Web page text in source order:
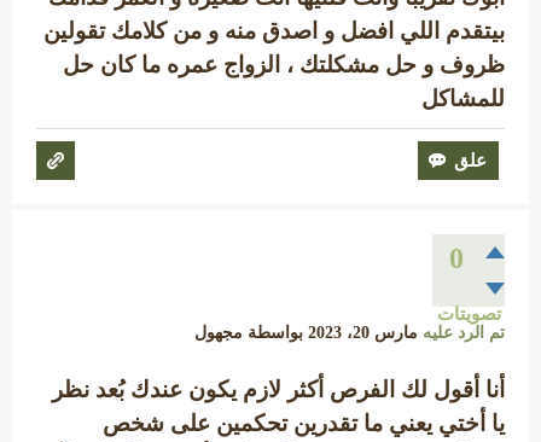
بيتقدم اللي افضل و اصدق منه و من كلامك تقولين
ظروف و حل مشكلتك ، الزواج عمره ما كان حل
للمشاكل
0
تصويتات
تم الرد عليه مارس 20، 2023 بواسطة مجهول
أنا أقول لك الفرص أكثر لازم يكون عندك بُعد نظر
يا أختي يعني ما تقدرين تحكمين على شخص